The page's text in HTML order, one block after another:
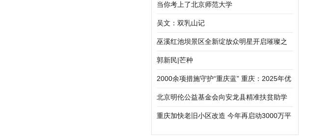
当你考上了北京师范大学
吴文：双乳山记
巫溪红池坝景区全新绽放众明星开启璀璨之
夜
郭新民|芒种
2000余项措施守护“重庆蓝” 重庆：2025年优
良天数稳定在322天以上
北京明伦公益基金会向安龙县精准扶贫助学
300万元
重庆加快老旧小区改造 今年再启动3000万平
方米